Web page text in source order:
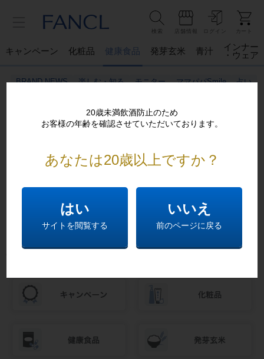
検索 ログイン カート
キャンペーン 化粧品 健康食品 発芽玄米 青汁
インナー
・ウェア
BRAND NEWS 楽しむ・知る モニター ママパパSmile 占い
ご不便おかけし申し訳ございません。
5742c:ご入力の商品番号は現在取扱っておりません。
20歳未満飲酒防止のため
お客様の年齢を確認させていただいております。
あなたは20歳以上ですか？
はい
サイトを閲覧する
いいえ
前のページに戻る